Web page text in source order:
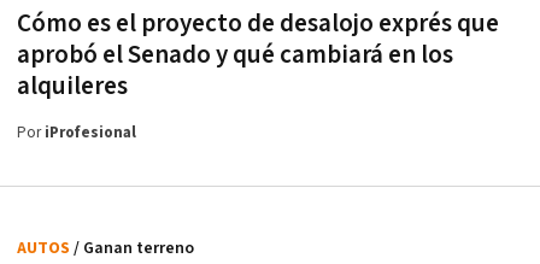
Cómo es el proyecto de desalojo exprés que
aprobó el Senado y qué cambiará en los
alquileres
PoriProfesional
AUTOS / Ganan terreno